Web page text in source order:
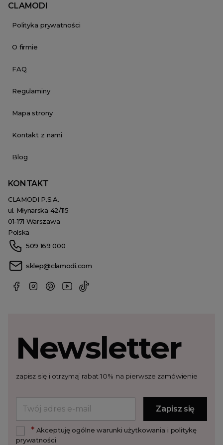
CLAMODI
Polityka prywatności
O firmie
FAQ
Regulaminy
Mapa strony
Kontakt z nami
Blog
KONTAKT
CLAMODI P.S.A.
ul. Młynarska 42/115
01-171 Warszawa
Polska
509 169 000
sklep@clamodi.com
Newsletter
zapisz się i otrzymaj rabat 10% na pierwsze zamówienie
*Akceptuję ogólne warunki użytkowania i politykę
prywatności